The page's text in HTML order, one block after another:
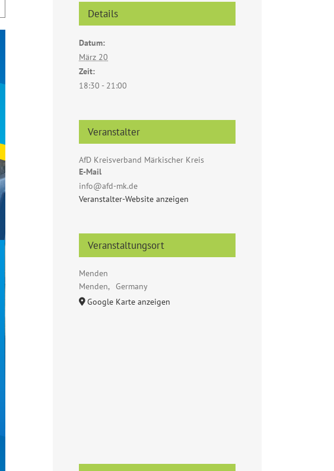
Details
Datum:
März 20
Zeit:
18:30 - 21:00
Veranstalter
AfD Kreisverband Märkischer Kreis
E-Mail
info@afd-mk.de
Veranstalter-Website anzeigen
Veranstaltungsort
Menden
Menden, Germany
Google Karte anzeigen